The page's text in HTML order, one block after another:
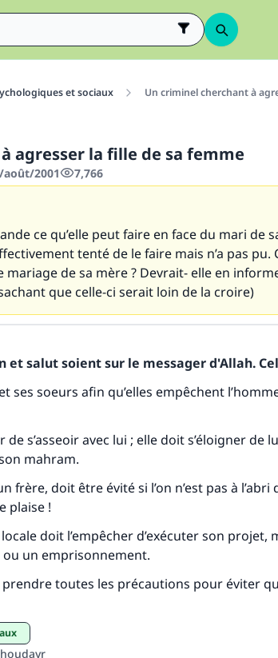
et sociaux Un criminel cherchant à
agresser la fille de sa femme
août/2001 7,766
ce qu’elle peut faire en face du mari de
tenté de le faire mais n’a pas pu.
mariage de sa mère ? Devrait- elle en
que celle-ci serait loin de la croire)
et salut soient sur le messager d'Allah.
ses soeurs afin qu’elles empêchent
s’asseoir avec lui ; elle doit s’éloigner de
mahram.
doit être évité si l’on n’est pas à l’abri
plaise !
doit l’empêcher d’exécuter son projet,
un emprisonnement.
toutes les précautions pour éviter
dans la vie de millions
grâce à votre contribution
nous à apporter des réponses.
d'Allah (Paix sur lui) a dit:
bonne action obtient la même récompense
(MOUSLIM 1893)